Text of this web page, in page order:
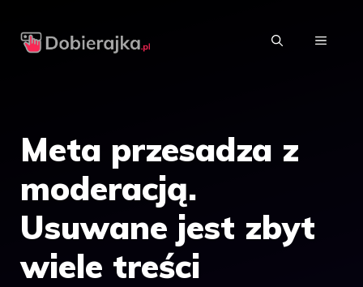
MENU
Meta przesadza z
moderacją.
Usuwane jest zbyt
wiele treści